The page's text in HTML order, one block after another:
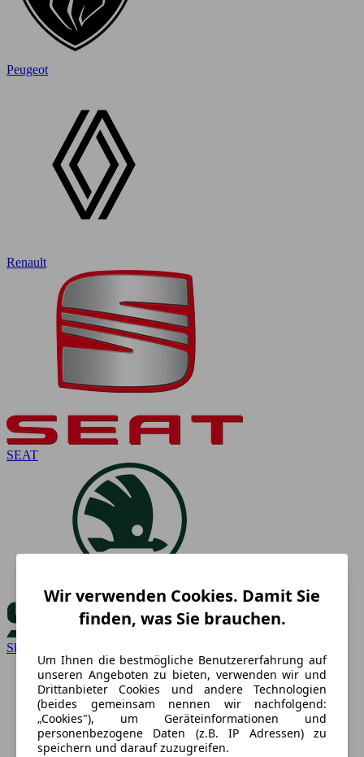
Peugeot
Renault
SEAT
Skoda
Wir verwenden Cookies. Damit Sie
finden, was Sie brauchen.
Um Ihnen die bestmögliche Benutzererfahrung auf
unseren Angeboten zu bieten, verwenden wir und
Drittanbieter Cookies und andere Technologien
(beides gemeinsam nennen wir nachfolgend:
„Cookies"), um Geräteinformationen und
personenbezogene Daten (z.B. IP Adressen) zu
speichern und darauf zuzugreifen.